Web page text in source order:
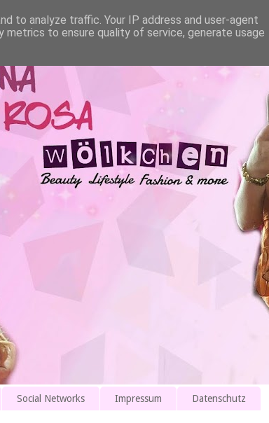
Social Networks Impressum Datenschutz
to analyze traffic. Your IP address and user-agent
metrics to ensure quality of service, generate usage